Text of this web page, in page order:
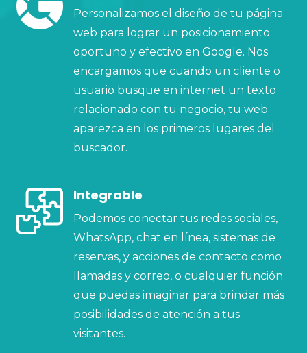
Personalizamos el diseño de tu página
web para lograr un posicionamiento
oportuno y efectivo en Google. Nos
encargamos que cuando un cliente o
usuario busque en internet un texto
relacionado con tu negocio, tu web
aparezca en los primeros lugares del
buscador.
Integrable
Podemos conectar tus redes sociales,
WhatsApp, chat en línea, sistemas de
reservas, y acciones de contacto como
llamadas y correo, o cualquier función
que puedas imaginar para brindar más
posibilidades de atención a tus
visitantes.